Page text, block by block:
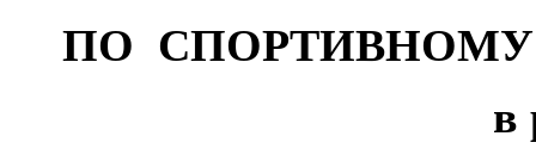
ПО СПОРТИВНОМУ
в